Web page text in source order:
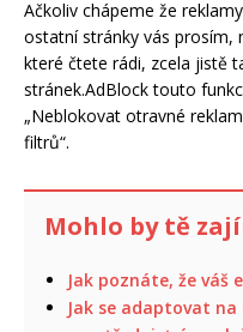
Ačkoliv chápeme že
ostatní stránky vás prosím,
které čtete rádi, zcela jistě
stránek.AdBlock touto
„Neblokovat otravné
filtrů“.
Mohlo by tě
Jak poznáte, že váš
Jak se adaptovat